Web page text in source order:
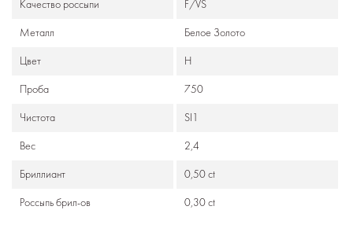
Качество россыпи F/VS
Металл Белое Золото
Цвет H
Проба 750
Чистота SI1
Вес 2,4
Бриллиант 0,50 ct
Россыпь брил-ов 0,30 ct